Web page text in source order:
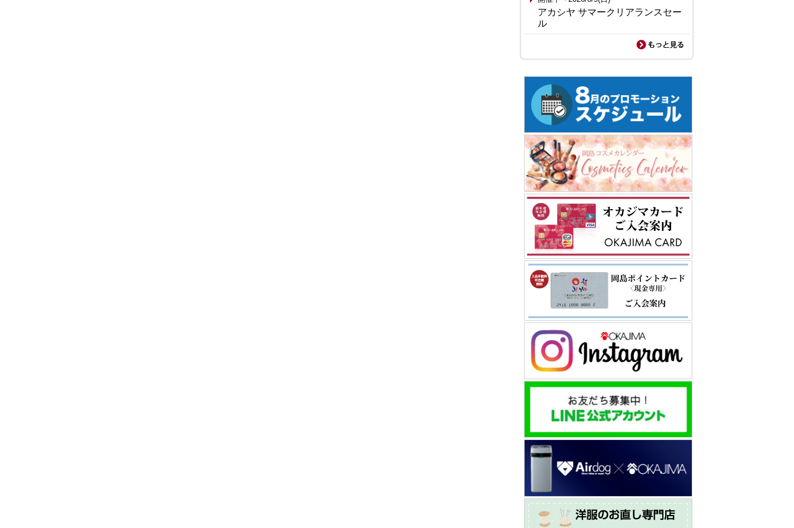
アカシヤ サマークリアランスセー
ル